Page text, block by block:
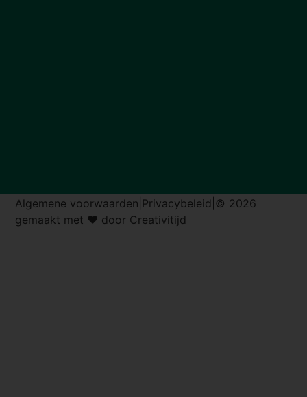
Algemene voorwaarden Privacybeleid © 2026
gemaakt met ♥ door Creativitijd